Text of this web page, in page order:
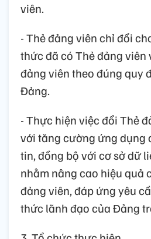
viên.
- Thẻ đảng viên chỉ đổi
thức đã có Thẻ đảng viên
đảng viên theo đúng quy
Đảng.
- Thực hiện việc đổi Thẻ
với tăng cường ứng dụng
tin, đồng bộ với cơ sở dữ
nhằm nâng cao hiệu quả
đảng viên, đáp ứng yêu
thức lãnh đạo của Đảng